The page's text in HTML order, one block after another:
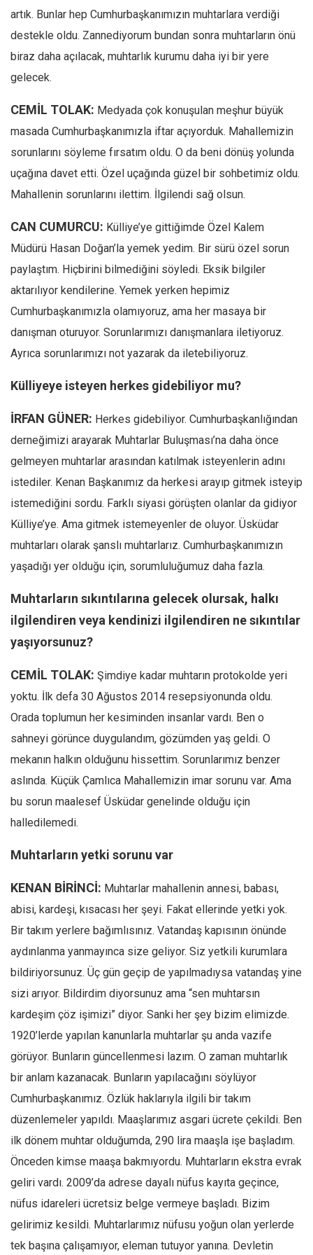
artık. Bunlar hep Cumhurbaşkanımızın muhtarlara verdiği
destekle oldu. Zannediyorum bundan sonra muhtarların önü
biraz daha açılacak, muhtarlık kurumu daha iyi bir yere
gelecek.
CEMİL TOLAK: Medyada çok konuşulan meşhur büyük
masada Cumhurbaşkanımızla iftar açıyorduk. Mahallemizin
sorunlarını söyleme fırsatım oldu. O da beni dönüş yolunda
uçağına davet etti. Özel uçağında güzel bir sohbetimiz oldu.
Mahallenin sorunlarını ilettim. İlgilendi sağ olsun.
CAN CUMURCU: Külliye’ye gittiğimde Özel Kalem
Müdürü Hasan Doğan’la yemek yedim. Bir sürü özel sorun
paylaştım. Hiçbirini bilmediğini söyledi. Eksik bilgiler
aktarılıyor kendilerine. Yemek yerken hepimiz
Cumhurbaşkanımızla olamıyoruz, ama her masaya bir
danışman oturuyor. Sorunlarımızı danışmanlara iletiyoruz.
Ayrıca sorunlarımızı not yazarak da iletebiliyoruz.
Külliyeye isteyen herkes gidebiliyor mu?
İRFAN GÜNER: Herkes gidebiliyor. Cumhurbaşkanlığından
derneğimizi arayarak Muhtarlar Buluşması’na daha önce
gelmeyen muhtarlar arasından katılmak isteyenlerin adını
istediler. Kenan Başkanımız da herkesi arayıp gitmek isteyip
istemediğini sordu. Farklı siyasi görüşten olanlar da gidiyor
Külliye’ye. Ama gitmek istemeyenler de oluyor. Üsküdar
muhtarları olarak şanslı muhtarlarız. Cumhurbaşkanımızın
yaşadığı yer olduğu için, sorumluluğumuz daha fazla.
Muhtarların sıkıntılarına gelecek olursak, halkı
ilgilendiren veya kendinizi ilgilendiren ne sıkıntılar
yaşıyorsunuz?
CEMİL TOLAK: Şimdiye kadar muhtarın protokolde yeri
yoktu. İlk defa 30 Ağustos 2014 resepsiyonunda oldu.
Orada toplumun her kesiminden insanlar vardı. Ben o
sahneyi görünce duygulandım, gözümden yaş geldi. O
mekanın halkın olduğunu hissettim. Sorunlarımız benzer
aslında. Küçük Çamlıca Mahallemizin imar sorunu var. Ama
bu sorun maalesef Üsküdar genelinde olduğu için
halledilemedi.
Muhtarların yetki sorunu var
KENAN BİRİNCİ: Muhtarlar mahallenin annesi, babası,
abisi, kardeşi, kısacası her şeyi. Fakat ellerinde yetki yok.
Bir takım yerlere bağımlısınız. Vatandaş kapısının önünde
aydınlanma yanmayınca size geliyor. Siz yetkili kurumlara
bildiriyorsunuz. Üç gün geçip de yapılmadıysa vatandaş yine
sizi arıyor. Bildirdim diyorsunuz ama “sen muhtarsın
kardeşim çöz işimizi” diyor. Sanki her şey bizim elimizde.
1920’lerde yapılan kanunlarla muhtarlar şu anda vazife
görüyor. Bunların güncellenmesi lazım. O zaman muhtarlık
bir anlam kazanacak. Bunların yapılacağını söylüyor
Cumhurbaşkanımız. Özlük haklarıyla ilgili bir takım
düzenlemeler yapıldı. Maaşlarımız asgari ücrete çekildi. Ben
ilk dönem muhtar olduğumda, 290 lira maaşla işe başladım.
Önceden kimse maaşa bakmıyordu. Muhtarların ekstra evrak
geliri vardı. 2009’da adrese dayalı nüfus kayıta geçince,
nüfus idareleri ücretsiz belge vermeye başladı. Bizim
gelirimiz kesildi. Muhtarlarımız nüfusu yoğun olan yerlerde
tek başına çalışamıyor, eleman tutuyor yanına. Devletin